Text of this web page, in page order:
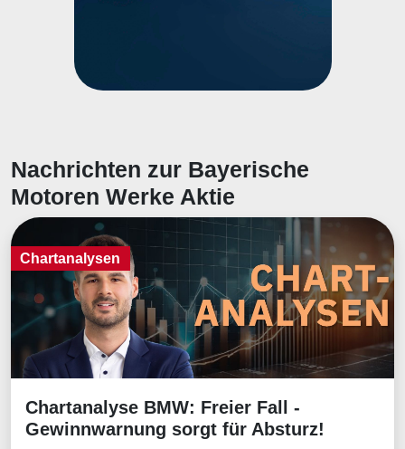
Nachrichten zur Bayerische
Motoren Werke Aktie
Chartanalysen
Chartanalysen
Chartanalyse BMW: Freier Fall -
Gewinnwarnung sorgt für Absturz!